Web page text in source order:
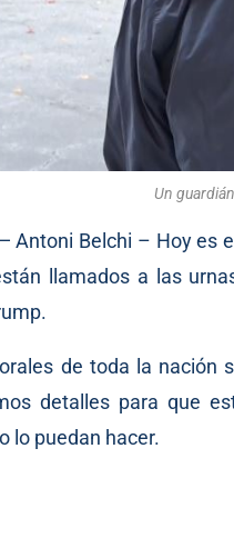
Un
Antoni Belchi – Hoy es
llamados a las
de toda la nación
detalles para que
lo puedan hacer.